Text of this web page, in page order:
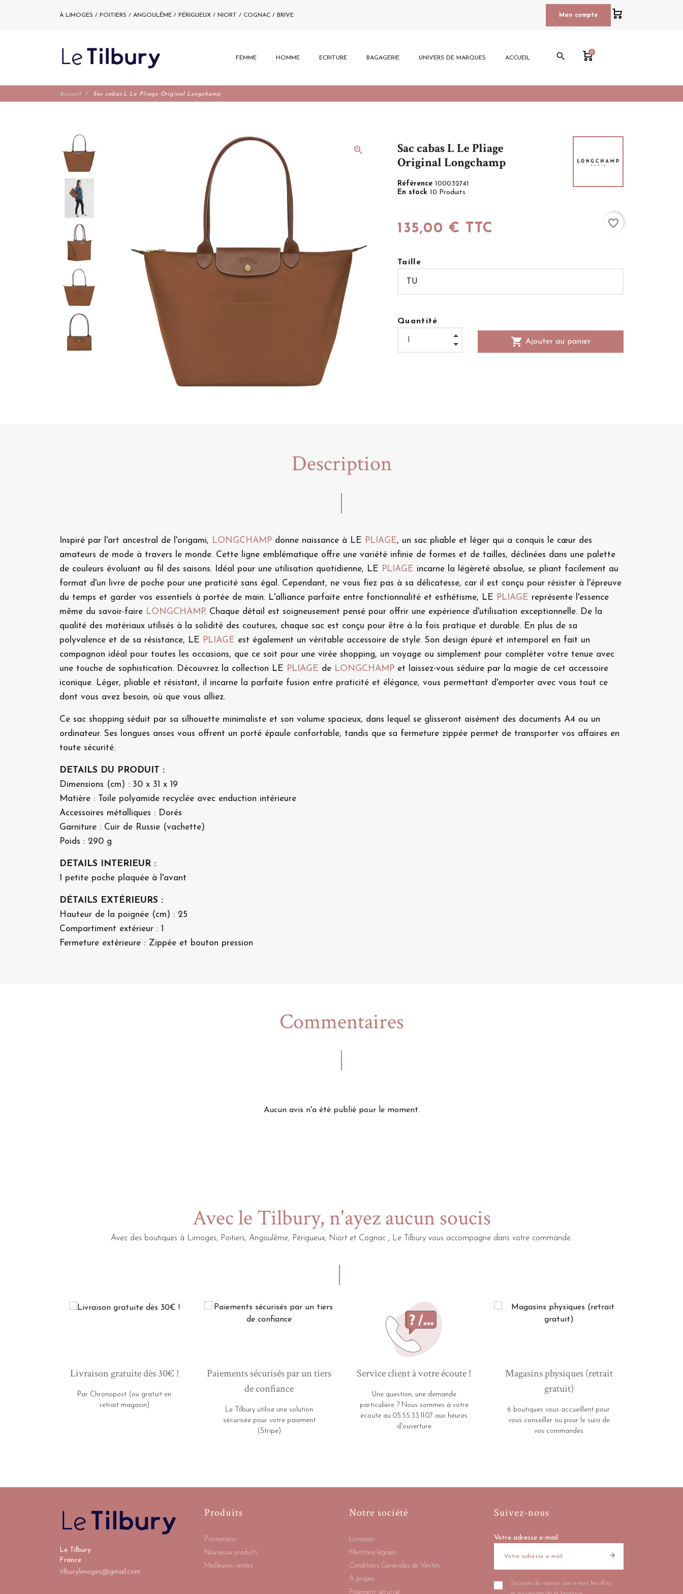
À LIMOGES / POITIERS / ANGOULÊME / PÉRIGUEUX / NIORT / COGNAC / BRIVE Mon compte
FEMME HOMME ECRITURE BAGAGERIE UNIVERS DE MARQUES ACCUEIL search 0
Accueil Sac cabas L Le Pliage Original Longchamp
zoom_in
Sac cabas L Le Pliage
Original Longchamp
Référence 100032741
En stock 10 Produits
135,00 € TTC
Taille
Quantité
shopping_cart Ajouter au panier
favorite_border
Description
Inspiré par l'art ancestral de l'origami, LONGCHAMP donne naissance à LE PLIAGE, un sac pliable et léger qui a conquis le cœur des
amateurs de mode à travers le monde. Cette ligne emblématique offre une variété infinie de formes et de tailles, déclinées dans une palette
de couleurs évoluant au fil des saisons. Idéal pour une utilisation quotidienne, LE PLIAGE incarne la légèreté absolue, se pliant facilement au
format d'un livre de poche pour une praticité sans égal. Cependant, ne vous fiez pas à sa délicatesse, car il est conçu pour résister à l'épreuve
du temps et garder vos essentiels à portée de main. L'alliance parfaite entre fonctionnalité et esthétisme, LE PLIAGE représente l'essence
même du savoir-faire LONGCHAMP. Chaque détail est soigneusement pensé pour offrir une expérience d'utilisation exceptionnelle. De la
qualité des matériaux utilisés à la solidité des coutures, chaque sac est conçu pour être à la fois pratique et durable. En plus de sa
polyvalence et de sa résistance, LE PLIAGE est également un véritable accessoire de style. Son design épuré et intemporel en fait un
compagnon idéal pour toutes les occasions, que ce soit pour une virée shopping, un voyage ou simplement pour compléter votre tenue avec
une touche de sophistication. Découvrez la collection LE PLIAGE de LONGCHAMP et laissez-vous séduire par la magie de cet accessoire
iconique. Léger, pliable et résistant, il incarne la parfaite fusion entre praticité et élégance, vous permettant d'emporter avec vous tout ce
dont vous avez besoin, où que vous alliez.
Ce sac shopping séduit par sa silhouette minimaliste et son volume spacieux, dans lequel se glisseront aisément des documents A4 ou un
ordinateur. Ses longues anses vous offrent un porté épaule confortable, tandis que sa fermeture zippée permet de transporter vos affaires en
toute sécurité.
DETAILS DU PRODUIT :
Dimensions (cm) : 30 x 31 x 19
Matière : Toile polyamide recyclée avec enduction intérieure
Accessoires métalliques : Dorés
Garniture : Cuir de Russie (vachette)
Poids : 290 g
DETAILS INTERIEUR :
1 petite poche plaquée à l'avant
DÉTAILS EXTÉRIEURS :
Hauteur de la poignée (cm) : 25
Compartiment extérieur : 1
Fermeture extérieure : Zippée et bouton pression
Commentaires
Aucun avis n'a été publié pour le moment.
Avec le Tilbury, n'ayez aucun soucis
Avec des boutiques à Limoges, Poitiers, Angoulême, Périgueux, Niort et Cognac ; Le Tilbury vous accompagne dans votre commande.
Livraison gratuite dès 30€ !
Par Chronopost (ou gratuit en
retrait magasin)
Paiements sécurisés par un tiers
de confiance
Le Tilbury utilise une solution
sécurisée pour votre paiement
(Stripe)
Service client à votre écoute !
Une question, une demande
particulière ? Nous sommes à votre
écoute au 05.55.33.11.07 aux heures
d'ouverture
Magasins physiques (retrait
gratuit)
6 boutiques vous accueillent pour
vous conseiller ou pour le suivi de
vos commandes
Le Tilbury
France
tilburylimoges@gmail.com
Produits
Promotions
Nouveaux produits
Meilleures ventes
Notre société
Livraison
Mentions légales
Conditions Générales de Ventes
A propos
Paiement sécurisé
Suivez-nous
Votre adresse e-mail
J'accepte de recevoir par e-mail les offres